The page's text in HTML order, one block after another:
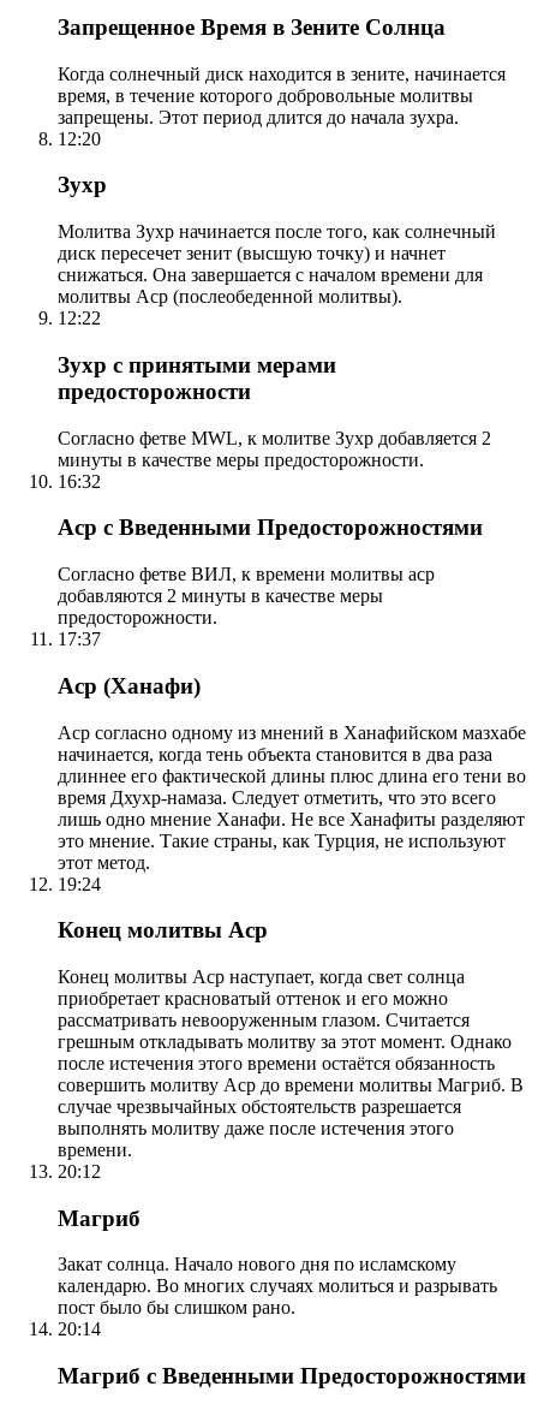
Запрещенное Время в Зените Солнца
Когда солнечный диск находится в зените, начинается
время, в течение которого добровольные молитвы
запрещены. Этот период длится до начала зухра.
12:20
Зухр
Молитва Зухр начинается после того, как солнечный
диск пересечет зенит (высшую точку) и начнет
снижаться. Она завершается с началом времени для
молитвы Аср (послеобеденной молитвы).
12:22
Зухр с принятыми мерами
предосторожности
Согласно фетве MWL, к молитве Зухр добавляется 2
минуты в качестве меры предосторожности.
16:32
Аср с Введенными Предосторожностями
Согласно фетве ВИЛ, к времени молитвы аср
добавляются 2 минуты в качестве меры
предосторожности.
17:37
Аср (Ханафи)
Аср согласно одному из мнений в Ханафийском мазхабе
начинается, когда тень объекта становится в два раза
длиннее его фактической длины плюс длина его тени во
время Дхухр-намаза. Следует отметить, что это всего
лишь одно мнение Ханафи. Не все Ханафиты разделяют
это мнение. Такие страны, как Турция, не используют
этот метод.
19:24
Конец молитвы Аср
Конец молитвы Аср наступает, когда свет солнца
приобретает красноватый оттенок и его можно
рассматривать невооруженным глазом. Считается
грешным откладывать молитву за этот момент. Однако
после истечения этого времени остаётся обязанность
совершить молитву Аср до времени молитвы Магриб. В
случае чрезвычайных обстоятельств разрешается
выполнять молитву даже после истечения этого
времени.
20:12
Магриб
Закат солнца. Начало нового дня по исламскому
календарю. Во многих случаях молиться и разрывать
пост было бы слишком рано.
20:14
Магриб с Введенными Предосторожностями